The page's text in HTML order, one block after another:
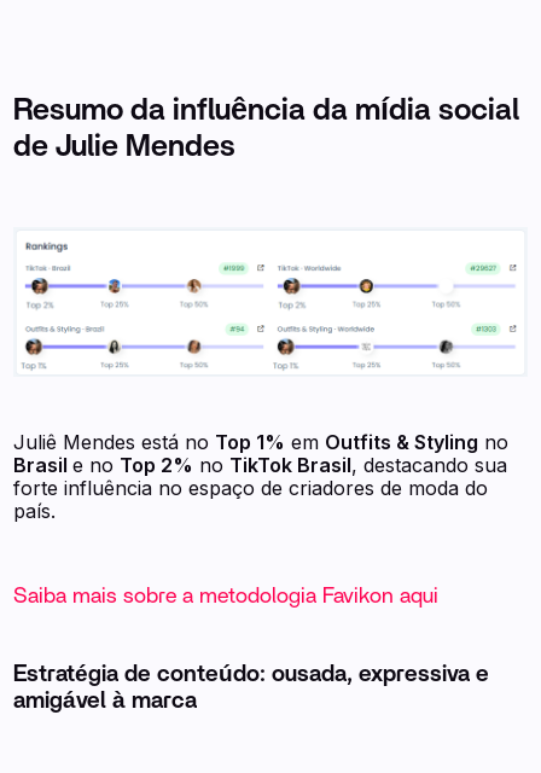
Resumo da influência da mídia social
de Julie Mendes
Juliê Mendes está no Top 1% em Outfits & Styling no
Brasile no Top 2% no TikTok Brasil, destacando sua
forte influência no espaço de criadores de moda do
país.
Saiba mais sobre a metodologia Favikon aqui
Estratégia de conteúdo: ousada, expressiva e
amigável à marca